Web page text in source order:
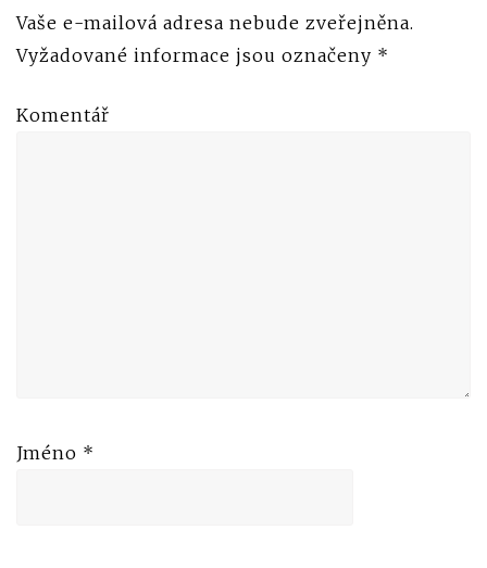
Vaše e-mailová adresa nebude zveřejněna.
Vyžadované informace jsou označeny *
Komentář
Jméno *